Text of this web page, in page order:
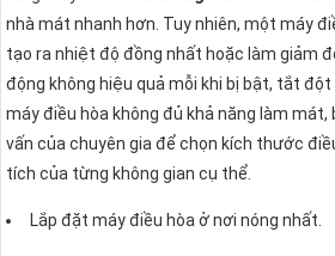
nhà mát nhanh hơn. Tuy nhiên, một máy
tạo ra nhiệt độ đồng nhất hoặc làm giảm
động không hiệu quả mỗi khi bị bật, tắt
máy điều hòa không đủ khả năng làm
vấn của chuyên gia để chọn kích thước
tích của từng không gian cụ thể.
Lắp đặt máy điều hòa ở nơi nóng nhất.